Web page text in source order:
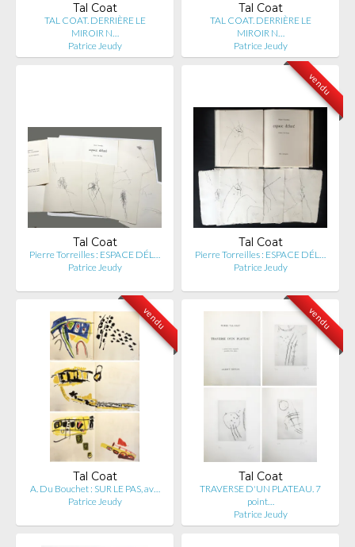
Tal Coat
TAL COAT. DERRIÈRE LE
MIROIR N…
Patrice Jeudy
Tal Coat
TAL COAT. DERRIÈRE LE
MIROIR N…
Patrice Jeudy
Tal Coat
Pierre Torreilles : ESPACE DÉL…
Patrice Jeudy
vendu
Tal Coat
Pierre Torreilles : ESPACE DÉL…
Patrice Jeudy
vendu
Tal Coat
A. Du Bouchet : SUR LE PAS, av…
Patrice Jeudy
vendu
Tal Coat
TRAVERSE D'UN PLATEAU. 7
point…
Patrice Jeudy